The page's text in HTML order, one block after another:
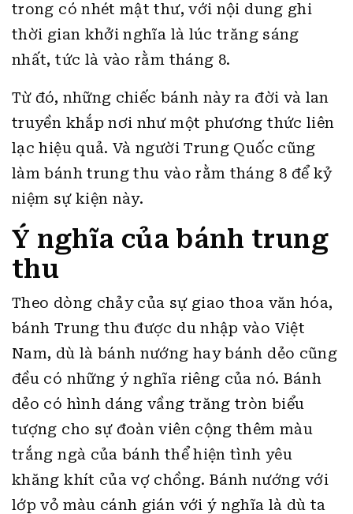
trong có nhét mật thư, với nội dung ghi
thời gian khởi nghĩa là lúc trăng sáng
nhất, tức là vào rằm tháng 8.
Từ đó, những chiếc bánh này ra đời và lan
truyền khắp nơi như một phương thức liên
lạc hiệu quả. Và người Trung Quốc cũng
làm bánh trung thu vào rằm tháng 8 để kỷ
niệm sự kiện này.
Ý nghĩa của bánh trung
thu
Theo dòng chảy của sự giao thoa văn hóa,
bánh Trung thu được du nhập vào Việt
Nam, dù là bánh nướng hay bánh dẻo cũng
đều có những ý nghĩa riêng của nó. Bánh
dẻo có hình dáng vầng trăng tròn biểu
tượng cho sự đoàn viên cộng thêm màu
trắng ngà của bánh thể hiện tình yêu
khăng khít của vợ chồng. Bánh nướng với
lớp vỏ màu cánh gián với ý nghĩa là dù ta